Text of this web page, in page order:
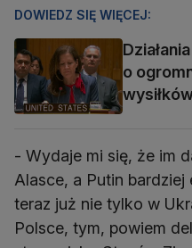
DOWIEDZ SIĘ WIĘCEJ:
o
- Wydaje mi się, że im
Alasce, a Putin bardziej
teraz już nie tylko w
Polsce, tym, powiem